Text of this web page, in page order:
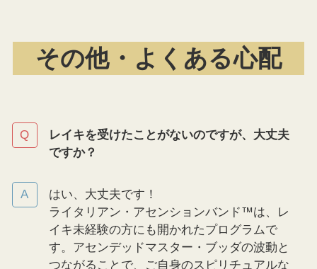
その他・よくある心配
レイキを受けたことがないのですが、大丈夫
ですか？
はい、大丈夫です！
ライタリアン・アセンションバンド™は、レ
イキ未経験の方にも開かれたプログラムで
す。アセンデッドマスター・ブッダの波動と
つながることで、ご自身のスピリチュアルな